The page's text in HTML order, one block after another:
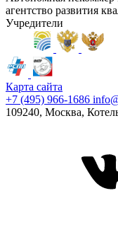
агентство развития
Учредители
Карта сайта
+7 (495) 966-1686
109240, Москва,